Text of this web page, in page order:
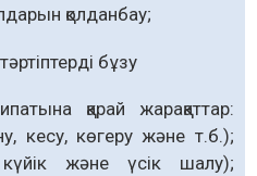
қолданбау;
бұзу
қарай жарақаттар:
кесу, көгеру және т.б.);
күйік және үсік шалу);